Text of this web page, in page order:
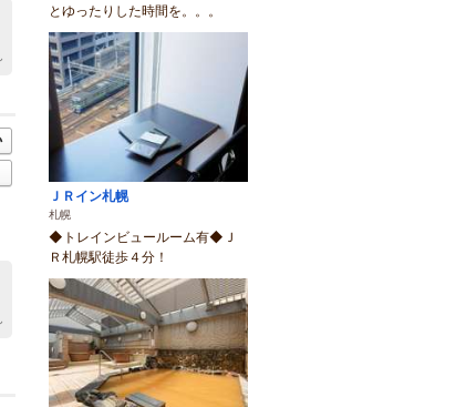
とゆったりした時間を。。。
ＪＲイン札幌
札幌
◆トレインビュールーム有◆Ｊ
Ｒ札幌駅徒歩４分！